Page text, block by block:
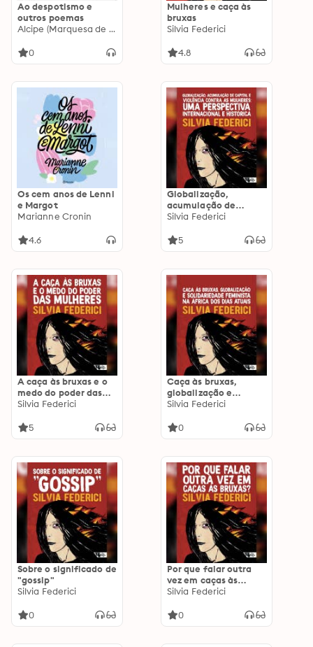
Ao despotismo e
outros poemas
Alcipe (Marquesa de Alorna)
0
Mulheres e caça às
bruxas
Silvia Federici
4.8
Os cem anos de Lenni
e Margot
Marianne Cronin
4.6
Globalização,
acumulação de
capital e violência
Silvia Federici
5
A caça às bruxas e o
medo do poder das
mulheres
Silvia Federici
5
Caça às bruxas,
globalização e
solidariedade
dos dias atuais
Silvia Federici
0
Sobre o significado de
"gossip"
Silvia Federici
0
Por que falar outra
vez em caças às
bruxas?
Silvia Federici
0